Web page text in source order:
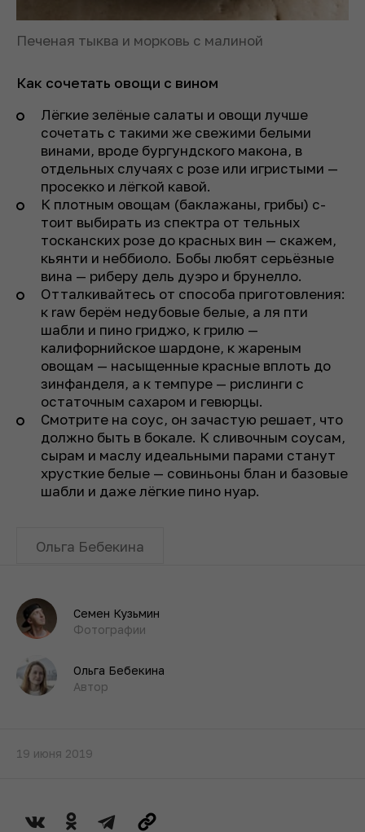
Печеная тыква и морковь с малиной
Как сочетать овощи с вином
Лёгкие зелёные салаты и овощи лучше
сочетать с такими же свежими белыми
винами, вроде бургундского макона, в
отдельных случаях с розе или игристыми —
просекко и лёгкой кавой.
К плотным овощам (баклажаны, грибы) с­
тоит выбирать из спектра от тельных
тосканских розе до красных вин — скажем,
кьянти и неббиоло. Бобы любят серьёзные
вина — риберу дель д­уэро и брунелло.
Отталкивайтесь от способа приготовления:
к raw берём недубовые белые, а ля пти
шабли и пино гриджо, к грилю —
калифорнийское шардоне, к жареным
овощам — насыщенные красные вплоть до
зинфанделя, а к темпуре — рислинги с
остаточным сахаром и гевюрцы.
Смотрите на соус, он зачастую решает, что
должно быть в бокале. К сливочным соусам,
сырам и маслу идеальными парами станут
хрусткие белые — совиньоны блан и базовые
шабли и даже лёгкие пино нуар.
Ольга Бебекина
Семен Кузьмин
Фотографии
Ольга Бебекина
Автор
19 июня 2019